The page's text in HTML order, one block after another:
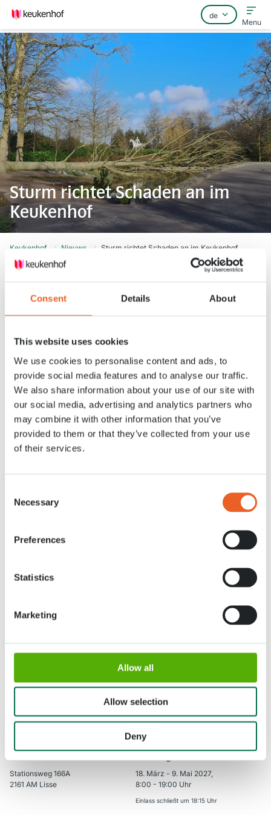
Consent Details About
This website uses cookies
We use cookies to personalise content and ads, to
provide social media features and to analyse our traffic.
We also share information about your use of our site with
our social media, advertising and analytics partners who
may combine it with other information that you’ve
provided to them or that they’ve collected from your use
of their services.
Selection
Necessary
Preferences
Statistics
Marketing
Allow all
Allow selection
Deny
Home
Häufig gestellte Fragen
Kontakt
Menu
Sturm richtet Schaden an im
Keukenhof
Keukenhof Nieuws Sturm richtet Schaden an im Keukenhof
Leider hat der Sturm im Keukenhof Schäden angerichtet, mehrere
Bäume wurden gefällt. Jetzt, wo der Wind nachgelassen hat, können die
Grenzen und die Blumenbeete können vor der Eröffnung am 24. März
Stationsweg 166A
2161 AM Lisse
18. März - 9. Mai 2027,
8:00 - 19:00 Uhr
Einlass schließt um 18:15 Uhr